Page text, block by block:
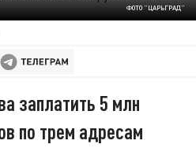
ФОТО "ЦАРЬГРАД"
заплатить 5 млн
по трем адресам